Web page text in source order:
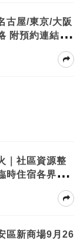
古屋/東京/大阪
附預約連結/時
｜社區資源整
時住宿各界援
區新商場9月26